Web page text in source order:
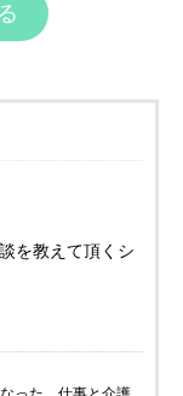
を教えて頂くシ